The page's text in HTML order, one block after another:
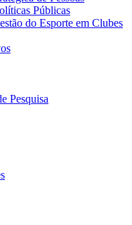
Públicas
do Esporte em Clubes
Pesquisa